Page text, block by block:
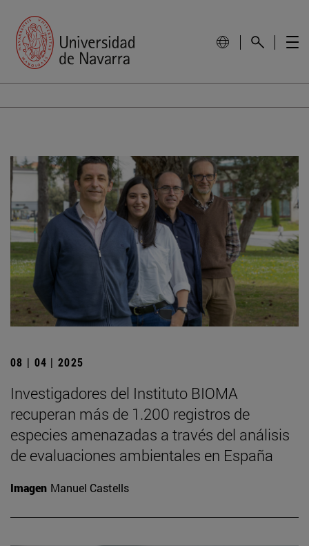
08 | 04 | 2025
Investigadores del Instituto BIOMA
recuperan más de 1.200 registros de
especies amenazadas a través del análisis
de evaluaciones ambientales en España
Imagen Manuel Castells